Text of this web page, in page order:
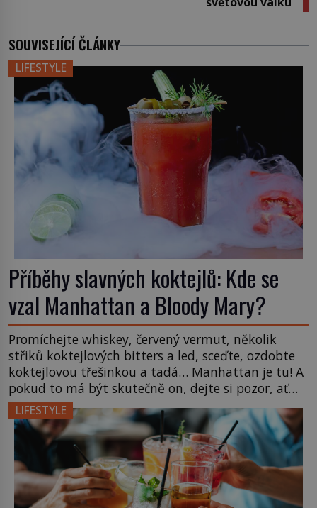
SOUVISEJÍCÍ ČLÁNKY
LIFESTYLE
Příběhy slavných koktejlů: Kde se
vzal Manhattan a Bloody Mary?
Promíchejte whiskey, červený vermut, několik
střiků koktejlových bitters a led, sceďte, ozdobte
koktejlovou třešinkou a tadá… Manhattan je tu! A
pokud to má být skutečně on, dejte si pozor, ať
místo klasické americké rye whiskey či klidně
bourbonu nepoužijete skotskou whisku. Co se
stane? Inu, koktejl bude stále skvělý, ale už to
nebude Manhattan ale […]
LIFESTYLE